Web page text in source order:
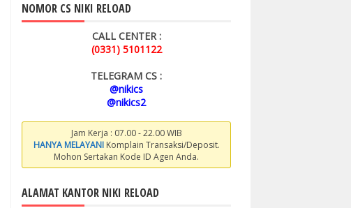
NOMOR CS NIKI RELOAD
CALL CENTER :
(0331) 5101122
TELEGRAM CS :
@nikics
@nikics2
Jam Kerja : 07.00 - 22.00 WIB
HANYA MELAYANIKomplain Transaksi/Deposit.
Mohon Sertakan Kode ID Agen Anda.
ALAMAT KANTOR NIKI RELOAD